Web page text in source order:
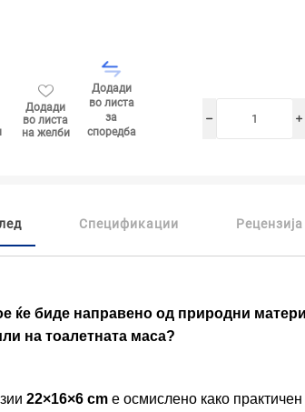
Додади
во листа
на желби
Додади
во листа
за
споредба
i
h
Спецификации Рецензија
ќе биде направено од природни
на тоалетната маса?
22×16×6 cmе осмислено како практичен